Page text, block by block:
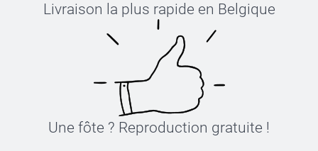
Livraison la plus rapide en Belgique
Une fôte ? Reproduction gratuite !